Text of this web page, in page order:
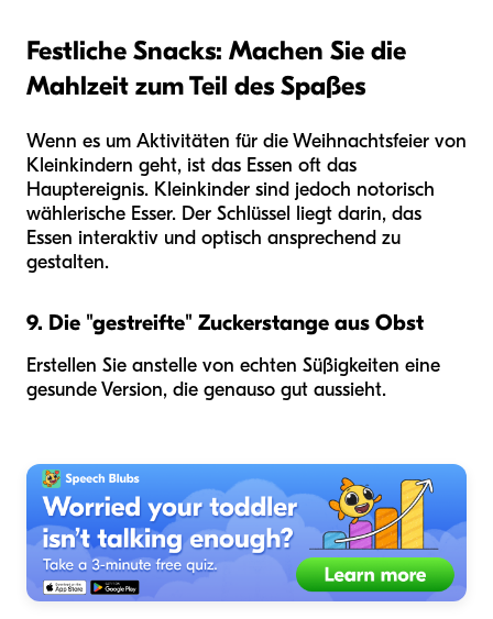
Festliche Snacks: Machen Sie die
Mahlzeit zum Teil des Spaßes
Wenn es um Aktivitäten für die Weihnachtsfeier von
Kleinkindern geht, ist das Essen oft das
Hauptereignis. Kleinkinder sind jedoch notorisch
wählerische Esser. Der Schlüssel liegt darin, das
Essen interaktiv und optisch ansprechend zu
gestalten.
9. Die "gestreifte" Zuckerstange aus Obst
Erstellen Sie anstelle von echten Süßigkeiten eine
gesunde Version, die genauso gut aussieht.